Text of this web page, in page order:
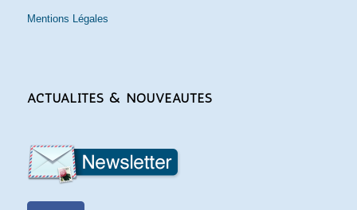
Mentions Légales
ACTUALITÉS & NOUVEAUTÉS